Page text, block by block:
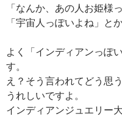
「なんか、あの人お姫様
「宇宙人っぽいよね」と
よく「インディアンっぽ
す。
え？そう言われてどう思
うれしいですよ。
インディアンジュエリー